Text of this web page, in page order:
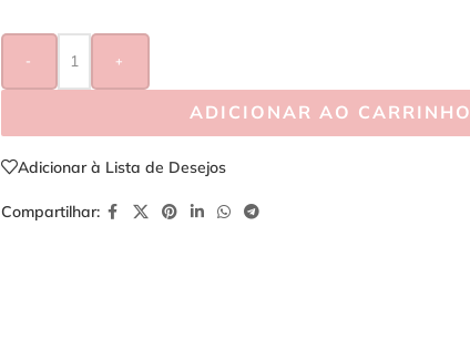
- +
ADICIONAR AO CARRINHO
Adicionar à Lista de Desejos
Compartilhar: